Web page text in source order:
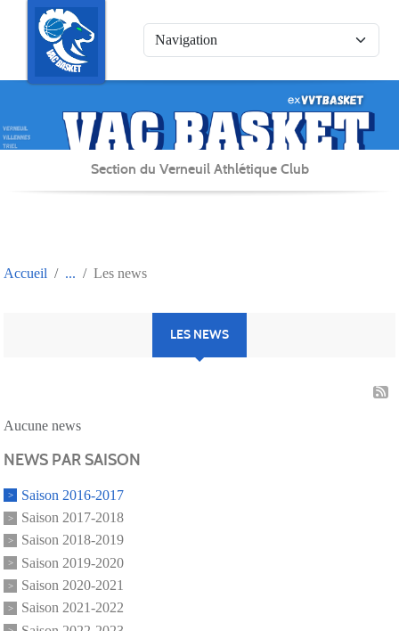
Section du Verneuil Athlétique Club
Accueil Les news
LES NEWS
Aucune news
NEWS PAR SAISON
Saison 2016-2017
Saison 2017-2018
Saison 2018-2019
Saison 2019-2020
Saison 2020-2021
Saison 2021-2022
Panneau de gestion des cookies